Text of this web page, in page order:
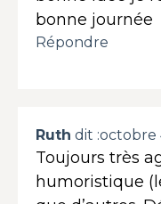
bonne journée
Répondre
Ruth dit :octobre
Toujours très
humoristique